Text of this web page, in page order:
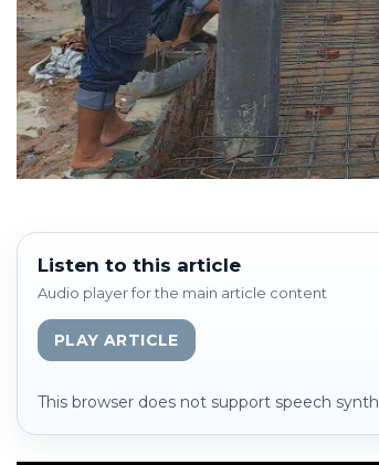
Listen to this article
Audio player for the main article content
PLAY ARTICLE
This browser does not support speech